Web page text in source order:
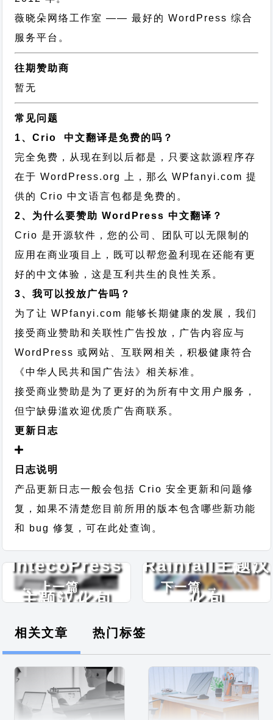
薇晓朵网络工作室 —— 最好的 WordPress 综合
服务平台。
往期赞助商
暂无
常见问题
1、Crio 中文翻译是免费的吗？
完全免费，从现在到以后都是，只要这款源程序存
在于 WordPress.org 上，那么 WPfanyi.com 提
供的 Crio 中文语言包都是免费的。
2、为什么要赞助 WordPress 中文翻译？
Crio 是开源软件，您的公司、团队可以无限制的
应用在商业项目上，既可以帮您盈利现在还能有更
好的中文体验，这是互利共生的良性关系。
3、我可以投放广告吗？
为了让 WPfanyi.com 能够长期健康的发展，我们
接受商业赞助和关联性广告投放，广告内容应与
WordPress 或网站、互联网相关，积极健康符合
《中华人民共和国广告法》相关标准。
接受商业赞助是为了更好的为所有中文用户服务，
但宁缺毋滥欢迎优质广告商联系。
更新日志
日志说明
产品更新日志一般会包括 Crio 安全更新和问题修
复，如果不清楚您目前所用的版本包含哪些新功能
和 bug 修复，可在此处查询。
← 上一篇
IntecoPress
主题汉化包
下一篇 →
Rainfall主题汉
化包
相关文章 热门标签